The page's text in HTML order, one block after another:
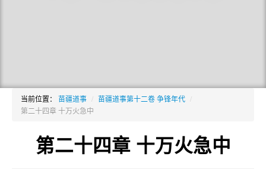
当前位置： 苗疆道事 / 苗疆道事第十二卷 争锋年代 /
第二十四章 十万火急中
第二十四章 十万火急中